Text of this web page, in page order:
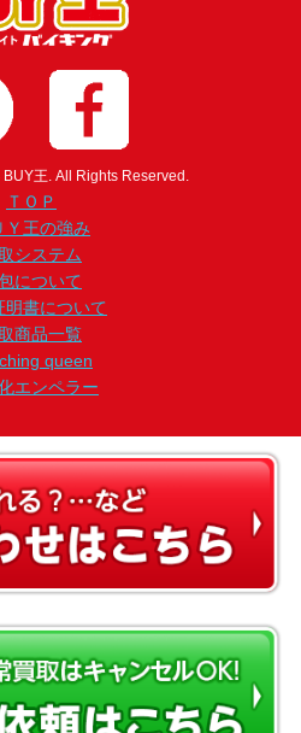
王. All Rights Reserved.
ＴＯＰ
Ｙ王の強み
システム
について
明書について
商品一覧
queen
エンペラー